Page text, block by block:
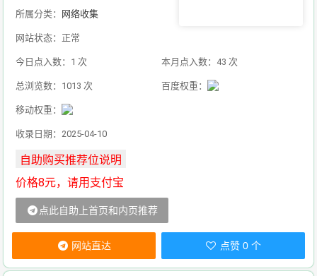
所属分类： 网络收集
网站状态：正常
今日点入数：1 次 本月点入数：43 次
总浏览数：1013 次 百度权重：
移动权重：
收录日期：2025-04-10
价格8元，请用支付宝
点此自助上首页和内页推荐
网站直达 点赞 0 个